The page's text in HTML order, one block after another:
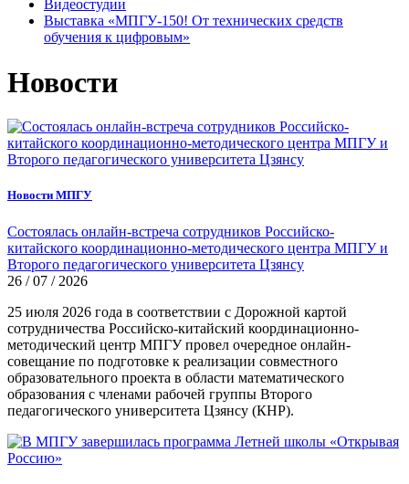
Видеостудии
Выставка «МПГУ-150! От технических средств
обучения к цифровым»
Новости
Новости МПГУ
Состоялась онлайн-встреча сотрудников Российско-
китайского координационно-методического центра МПГУ и
Второго педагогического университета Цзянсу
26 / 07 / 2026
25 июля 2026 года в соответствии с Дорожной картой
сотрудничества Российско-китайский координационно-
методический центр МПГУ провел очередное онлайн-
совещание по подготовке к реализации совместного
образовательного проекта в области математического
образования с членами рабочей группы Второго
педагогического университета Цзянсу (КНР).